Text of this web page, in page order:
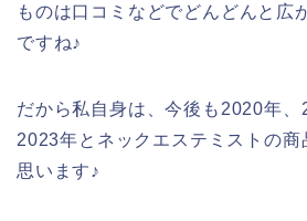
ものは口コミなどでどんどんと広
ですね♪
だから私自身は、今後も2020年、
2023年とネックエステミストの商
思います♪